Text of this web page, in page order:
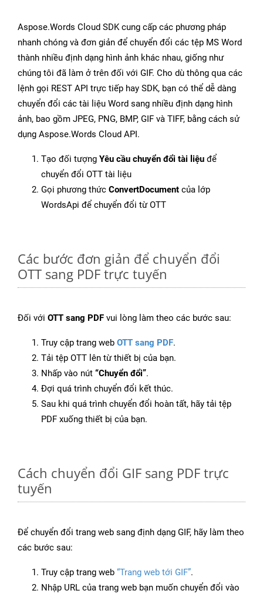
Aspose.Words Cloud SDK cung cấp các phương pháp
nhanh chóng và đơn giản để chuyển đổi các tệp MS Word
thành nhiều định dạng hình ảnh khác nhau, giống như
chúng tôi đã làm ở trên đối với GIF. Cho dù thông qua các
lệnh gọi REST API trực tiếp hay SDK, bạn có thể dễ dàng
chuyển đổi các tài liệu Word sang nhiều định dạng hình
ảnh, bao gồm JPEG, PNG, BMP, GIF và TIFF, bằng cách sử
dụng Aspose.Words Cloud API.
Tạo đối tượng Yêu cầu chuyển đổi tài liệu để
chuyển đổi OTT tài liệu
Gọi phương thức ConvertDocument của lớp
WordsApi để chuyển đổi từ OTT
Các bước đơn giản để chuyển đổi
OTT sang PDF trực tuyến
Đối với OTT sang PDF vui lòng làm theo các bước sau:
Truy cập trang web OTT sang PDF.
Tải tệp OTT lên từ thiết bị của bạn.
Nhấp vào nút “Chuyển đổi”.
Đợi quá trình chuyển đổi kết thúc.
Sau khi quá trình chuyển đổi hoàn tất, hãy tải tệp
PDF xuống thiết bị của bạn.
Cách chuyển đổi GIF sang PDF trực
tuyến
Để chuyển đổi trang web sang định dạng GIF, hãy làm theo
các bước sau:
Truy cập trang web “Trang web tới GIF”.
Nhập URL của trang web bạn muốn chuyển đổi vào